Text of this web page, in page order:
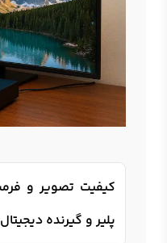
پلیر و گیرنده ديجیتال